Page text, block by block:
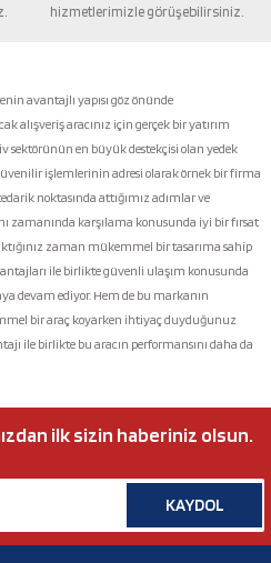
Gönder
hizmetlerimizle görüşebilirsiniz.
avantajlı yapısı göz önünde
alışveriş aracınız için gerçek bir yatırım
sektörünün en büyük destekçisi olan yedek
işlemlerinin adresi olarak örnek bir firma
noktasında attığımız adımlar ve
zamanında karşılama konusunda iyi bir fırsat
zaman mükemmel bir tasarıma sahip
ile birlikte güvenli ulaşım konusunda
devam ediyor. Hem de bu markanın
bir araç koyarken ihtiyaç duyduğunuz
ile birlikte bu aracın performansını daha da
ilk sizin haberiniz olsun.
KAYDOL